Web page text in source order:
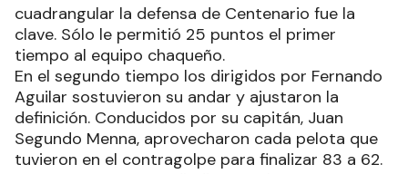
cuadrangular la defensa de Centenario fue la
clave. Sólo le permitió 25 puntos el primer
tiempo al equipo chaqueño.
En el segundo tiempo los dirigidos por Fernando
Aguilar sostuvieron su andar y ajustaron la
definición. Conducidos por su capitán, Juan
Segundo Menna, aprovecharon cada pelota que
tuvieron en el contragolpe para finalizar 83 a 62.